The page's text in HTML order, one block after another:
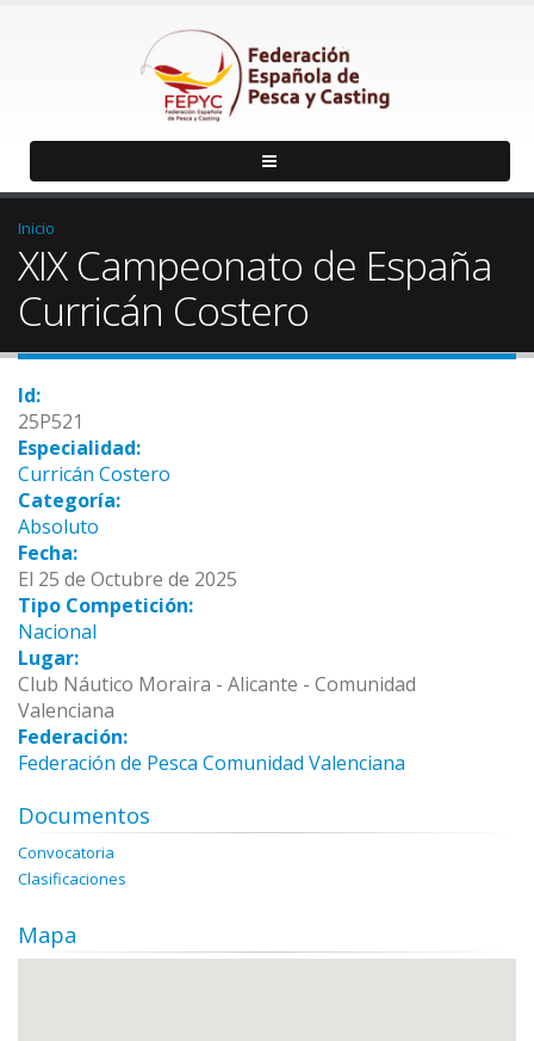
Inicio
XIX Campeonato de España
Curricán Costero
Id:
25P521
Especialidad:
Curricán Costero
Categoría:
Absoluto
Fecha:
El 25 de Octubre de 2025
Tipo Competición:
Nacional
Lugar:
Club Náutico Moraira - Alicante - Comunidad
Valenciana
Federación:
Federación de Pesca Comunidad Valenciana
Documentos
Convocatoria
Clasificaciones
Mapa